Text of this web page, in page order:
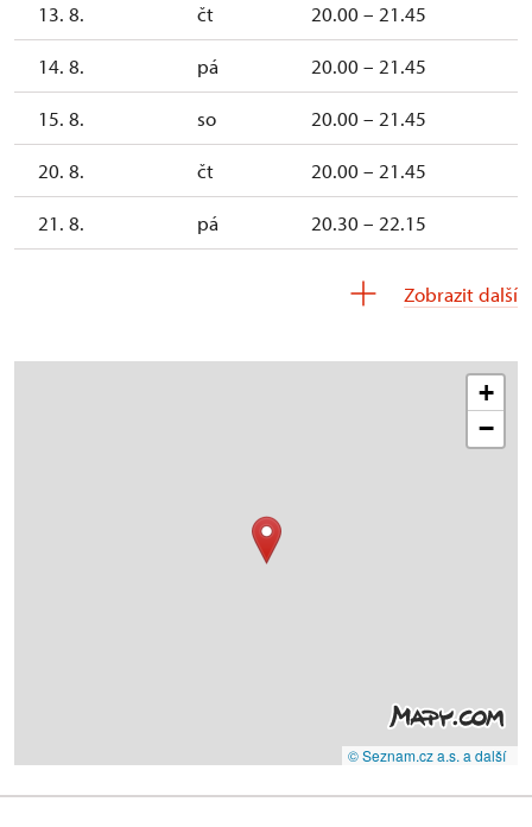
13. 8. čt 20.00 – 21.45
14. 8. pá 20.00 – 21.45
15. 8. so 20.00 – 21.45
20. 8. čt 20.00 – 21.45
21. 8. pá 20.30 – 22.15
20.30 – 22.15
Zobrazit další
+
−
© Seznam.cz a.s. a další